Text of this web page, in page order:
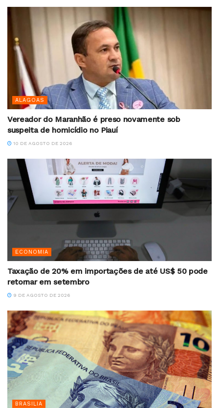
ALAGOAS
Vereador do Maranhão é preso novamente sob
suspeita de homicídio no Piauí
10 DE AGOSTO DE 2026
ECONOMIA
Taxação de 20% em importações de até US$ 50 pode
retornar em setembro
9 DE AGOSTO DE 2026
BRASILIA